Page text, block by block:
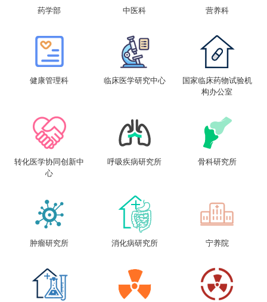
药学部 中医科 营养科
健康管理科 临床医学研究中心
国家临床药物试验机
构办公室
转化医学协同创新中
心
呼吸疾病研究所 骨科研究所
肿瘤研究所 消化病研究所 宁养院